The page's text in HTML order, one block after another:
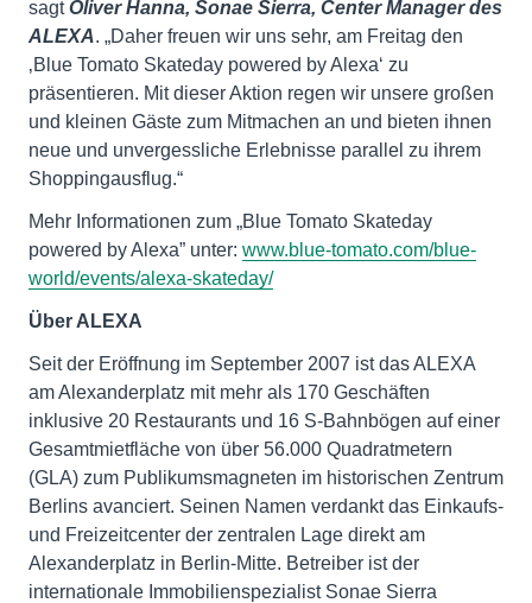
sagtOliver Hanna, Sonae Sierra, Center Manager des
ALEXA. „Daher freuen wir uns sehr, am Freitag den
‚Blue Tomato Skateday powered by Alexa‘ zu
präsentieren. Mit dieser Aktion regen wir unsere großen
und kleinen Gäste zum Mitmachen an und bieten ihnen
neue und unvergessliche Erlebnisse parallel zu ihrem
Shoppingausflug.“
Mehr Informationen zum „Blue Tomato Skateday
powered by Alexa” unter: www.blue-tomato.com/blue-
world/events/alexa-skateday/
Über ALEXA
Seit der Eröffnung im September 2007 ist das ALEXA
am Alexanderplatz mit mehr als 170 Geschäften
inklusive 20 Restaurants und 16 S-Bahnbögen auf einer
Gesamtmietfläche von über 56.000 Quadratmetern
(GLA) zum Publikumsmagneten im historischen Zentrum
Berlins avanciert. Seinen Namen verdankt das Einkaufs-
und Freizeitcenter der zentralen Lage direkt am
Alexanderplatz in Berlin-Mitte. Betreiber ist der
internationale Immobilienspezialist Sonae Sierra